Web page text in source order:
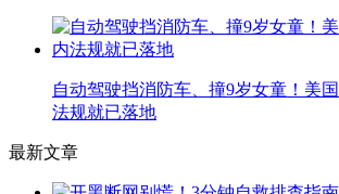
自动驾驶挡消防车、撞9岁女童！美
法规就已落地
最新文章